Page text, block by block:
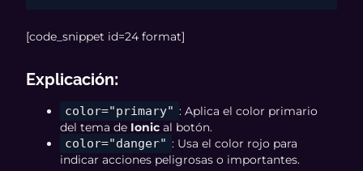
[code_snippet id=24 format]
Explicación:
color="primary" : Aplica el color primario
del tema de Ionic al botón.
color="danger" : Usa el color rojo para
indicar acciones peligrosas o importantes.